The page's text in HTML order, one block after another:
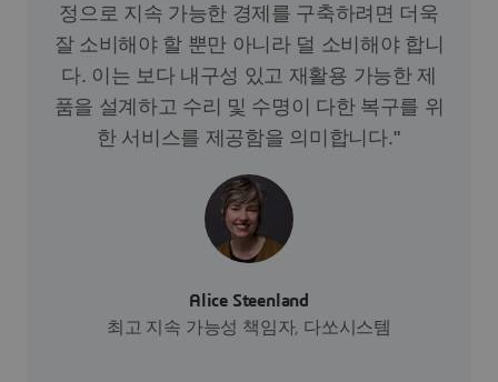
정으로 지속 가능한 경제를 구축하려면 더욱
잘 소비해야 할 뿐만 아니라 덜 소비해야 합니
다. 이는 보다 내구성 있고 재활용 가능한 제
품을 설계하고 수리 및 수명이 다한 복구를 위
한 서비스를 제공함을 의미합니다."
Alice Steenland
최고 지속 가능성 책임자, 다쏘시스템